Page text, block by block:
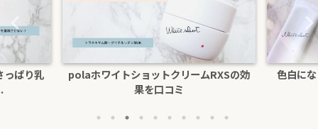
っぱり乳
polaホワイトショットクリームRXSの効
果を口コミ
色白に